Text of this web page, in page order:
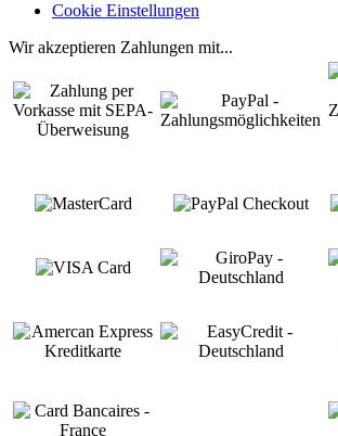
Cookie Einstellungen
Wir akzeptieren Zahlungen mit...